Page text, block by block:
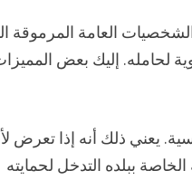
العامة المرموقة
لحامله. إليك بعض
يعني ذلك أنه إذا تعرض
ببلده التدخل لحمايته